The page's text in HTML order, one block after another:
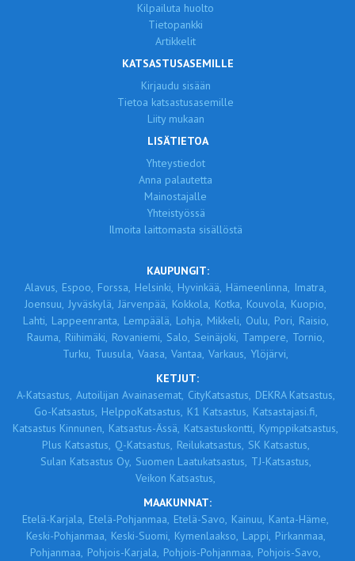
Kilpailuta huolto
Tietopankki
Artikkelit
KATSASTUSASEMILLE
Kirjaudu sisään
Tietoa katsastusasemille
Liity mukaan
LISÄTIETOA
Yhteystiedot
Anna palautetta
Mainostajalle
Yhteistyössä
Ilmoita laittomasta sisällöstä
KAUPUNGIT:
Alavus, Espoo, Forssa, Helsinki, Hyvinkää, Hämeenlinna, Imatra,
Joensuu, Jyväskylä, Järvenpää, Kokkola, Kotka, Kouvola, Kuopio,
Lahti, Lappeenranta, Lempäälä, Lohja, Mikkeli, Oulu, Pori, Raisio,
Rauma, Riihimäki, Rovaniemi, Salo, Seinäjoki, Tampere, Tornio,
Turku, Tuusula, Vaasa, Vantaa, Varkaus, Ylöjärvi,
KETJUT:
A-Katsastus, Autoilijan Avainasemat, CityKatsastus, DEKRA Katsastus,
Go-Katsastus, HelppoKatsastus, K1 Katsastus, Katsastajasi.fi,
Katsastus Kinnunen, Katsastus-Ässä, Katsastuskontti, Kymppikatsastus,
Plus Katsastus, Q-Katsastus, Reilukatsastus, SK Katsastus,
Sulan Katsastus Oy, Suomen Laatukatsastus, TJ-Katsastus,
Veikon Katsastus,
MAAKUNNAT:
Etelä-Karjala, Etelä-Pohjanmaa, Etelä-Savo, Kainuu, Kanta-Häme,
Keski-Pohjanmaa, Keski-Suomi, Kymenlaakso, Lappi, Pirkanmaa,
Pohjanmaa, Pohjois-Karjala, Pohjois-Pohjanmaa, Pohjois-Savo,